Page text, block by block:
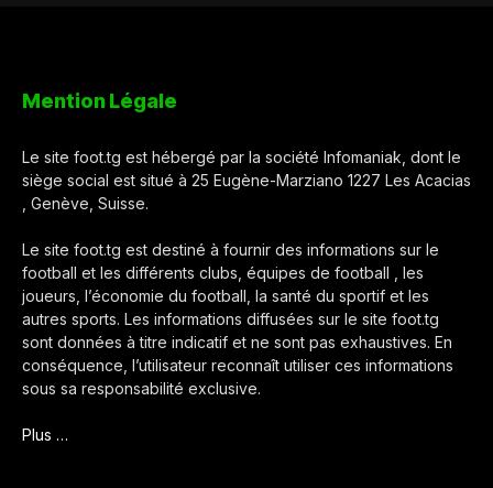
Mention Légale
Le site foot.tg est hébergé par la société Infomaniak, dont le
siège social est situé à 25 Eugène-Marziano 1227 Les Acacias
, Genève, Suisse.
Le site foot.tg est destiné à fournir des informations sur le
football et les différents clubs, équipes de football , les
joueurs, l’économie du football, la santé du sportif et les
autres sports. Les informations diffusées sur le site foot.tg
sont données à titre indicatif et ne sont pas exhaustives. En
conséquence, l’utilisateur reconnaît utiliser ces informations
sous sa responsabilité exclusive.
Plus …